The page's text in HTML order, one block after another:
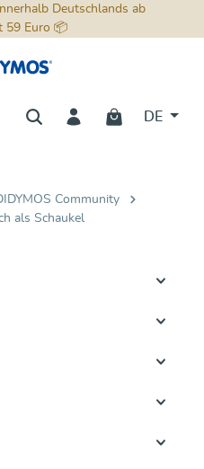
Deutschlands ab
59 Euro 📦
DE
Community
als Schaukel